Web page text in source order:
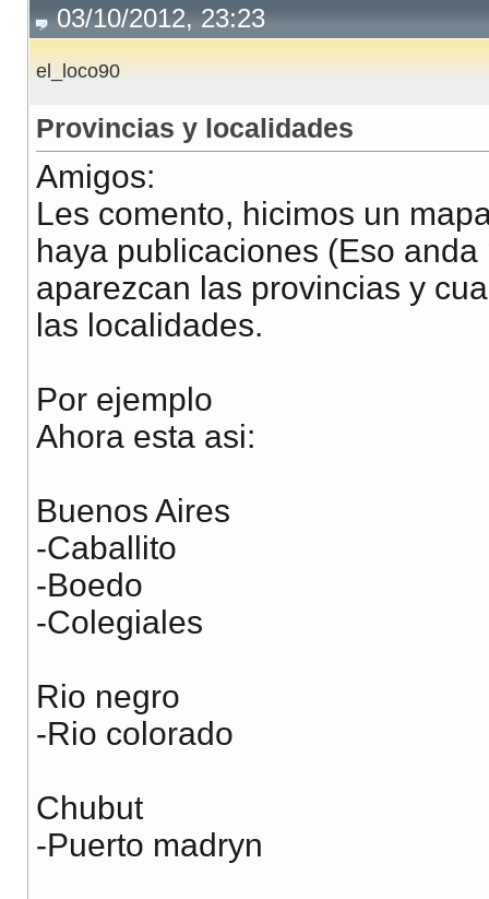
03/10/2012, 23:23
el_loco90
Provincias y localidades
Amigos:
Les comento, hicimos un
haya publicaciones (Eso
aparezcan las provincias y
las localidades.
Por ejemplo
Ahora esta asi:
Buenos Aires
-Caballito
-Boedo
-Colegiales
Rio negro
-Rio colorado
Chubut
-Puerto madryn